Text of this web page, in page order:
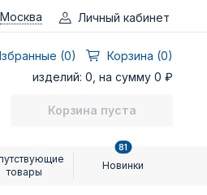
Москва Личный кабинет
(0)
Корзина (0)
изделий: 0, на сумму 0 ₽
Корзина пуста
товары
Новинки
81